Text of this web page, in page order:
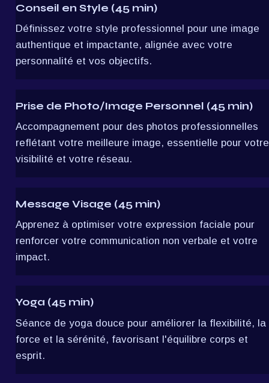
Conseil en Style (45 min)
Définissez votre style professionnel pour une image
authentique et impactante, alignée avec votre
personnalité et vos objectifs.
Prise de Photo/Image Personnel (45 min)
Accompagnement pour des photos professionnelles
reflétant votre meilleure image, essentielle pour votre
visibilité et votre réseau.
Message Visage (45 min)
Apprenez à optimiser votre expression faciale pour
renforcer votre communication non verbale et votre
impact.
Yoga (45 min)
Séance de yoga douce pour améliorer la flexibilité, la
force et la sérénité, favorisant l'équilibre corps et
esprit.